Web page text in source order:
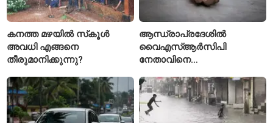
കനത്ത മഴയിൽ സ്‌കൂൾ
അവധി എങ്ങനെ
തീരുമാനിക്കുന്നു?
ആന്ധ്രാപ്രദേശിൽ
വൈഎസ്ആർസിപി
നേതാവിനെ
അന്വേഷണം ആരംഭിച്ച്
പൊലീസ്